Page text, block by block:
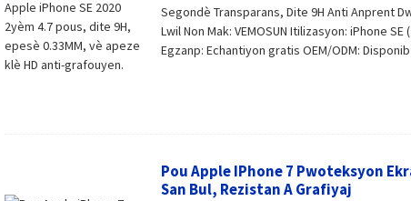
Segondè Transparans, Dite 9H Anti Anprent
Lwil Non Mak: VEMOSUN Itilizasyon: iPhone
Egzanp: Echantiyon gratis OEM/ODM:
Pou Apple IPhone 7 Pwoteksyon
San Bul, Rezistan A Grafiyaj